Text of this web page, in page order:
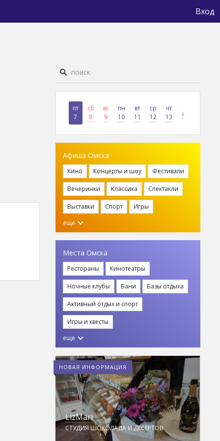
Вход
пт
7
сб
8
вс
9
пн
10
вт
11
ср
12
чт
13
↓
Афиша Омска
Кино Концерты и шоу Фестивали
Вечеринки Классика Спектакли
Выставки Спорт
Игры
еще
Места Омска
Рестораны Кинотеатры
Ночные клубы Бани Базы отдыха
Активный отдых и спорт
Игры и квесты
еще
НОВАЯ ИНФОРМАЦИЯ
LizMari
СТУДИЯ ШОКОЛАДА И ДЕСЕРТОВ